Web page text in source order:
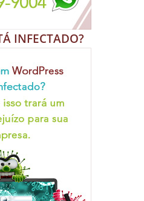
INFECTADO?